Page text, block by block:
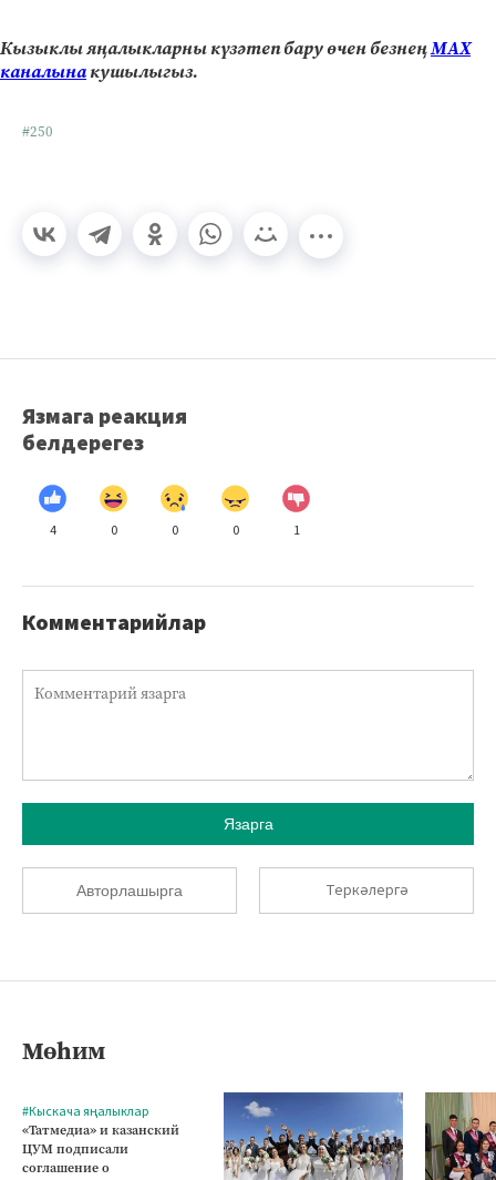
Кызыклы яңалыкларны күзәтеп бару өчен безнеңМАХ
каналынакушылыгыз.
#250
Язмага реакция
белдерегез
4 0 0 0 1
Комментарийлар
Язарга
Авторлашырга Теркәлергә
Мөһим
#Кыскача яңалыклар
«Татмедиа» и казанский
ЦУМ подписали
соглашение о